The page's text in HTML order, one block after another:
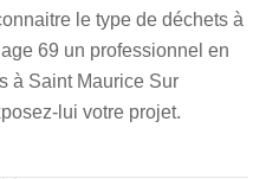
le type de déchets à
69 un professionnel en
à Saint Maurice Sur
lui votre projet.